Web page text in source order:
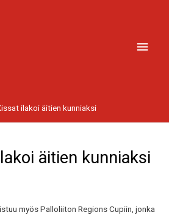
ilakoi äitien kunniaksi
äitien kunniaksi
myös Palloliiton Regions Cupiin, jonka